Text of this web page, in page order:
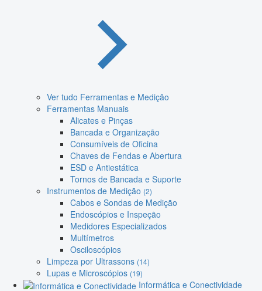
Ver tudo Ferramentas e Medição
Ferramentas Manuais
Alicates e Pinças
Bancada e Organização
Consumíveis de Oficina
Chaves de Fendas e Abertura
ESD e Antiestática
Tornos de Bancada e Suporte
Instrumentos de Medição (2)
Cabos e Sondas de Medição
Endoscópios e Inspeção
Medidores Especializados
Multímetros
Osciloscópios
Limpeza por Ultrassons (14)
Lupas e Microscópios (19)
Informática e Conectividade